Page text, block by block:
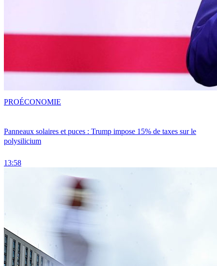
Panneaux solaires et puces : Trump impose 15% de taxes sur le
polysilicium
13:58
PROÉCONOMIE